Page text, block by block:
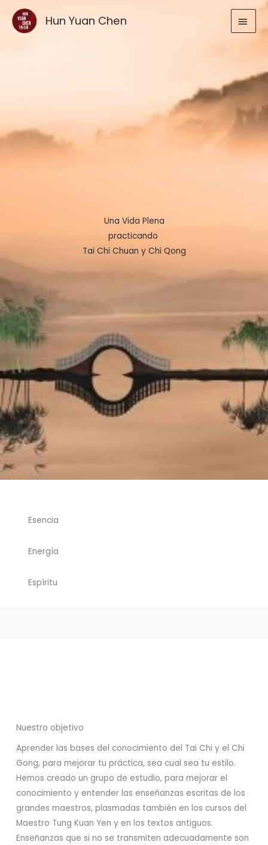
contenido
Hun Yuan Chen
Una Vida Plena
practicando
Tai Chi Chuan y Chi Qong
Esencia
Energía
Espíritu
Nuestro objetivo
Aprender las bases del conocimiento del Tai Chi y el Chi
Gong, para mejorar tu práctica, sea cual sea tu estilo.
Hemos creado un grupo de estudio, para mejorar el
conocimiento y entender las enseñanzas escritas de los
grandes maestros, plasmadas también en los cursos del
Maestro Tung Kuan Yen y en los textos antiguos.
Enseñanzas que si no se transmiten adecuadamente son